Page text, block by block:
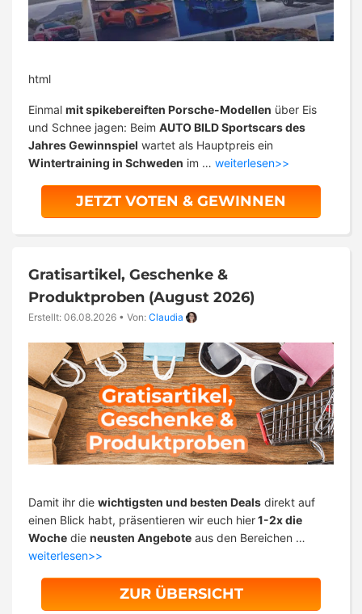
html
Einmal mit spikebereiften Porsche-Modellen über Eis
und Schnee jagen: Beim AUTO BILD Sportscars des
Jahres Gewinnspiel wartet als Hauptpreis ein
Wintertraining in Schweden im … weiterlesen>>
JETZT VOTEN & GEWINNEN
Gratisartikel, Geschenke &
Produktproben (August 2026)
Erstellt: 06.08.2026 • Von: Claudia
Damit ihr die wichtigsten und besten Deals direkt auf
einen Blick habt, präsentieren wir euch hier1-2x die
Woche die neusten Angebote aus den Bereichen …
weiterlesen>>
ZUR ÜBERSICHT